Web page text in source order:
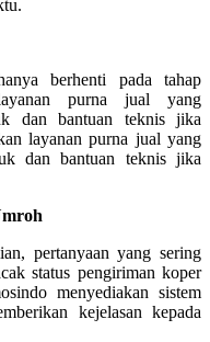
berhenti pada tahap
purna jual yang
dan bantuan teknis jika
layanan purna jual yang
dan bantuan teknis jika
pertanyaan yang sering
status pengiriman koper
menyediakan sistem
kejelasan kepada